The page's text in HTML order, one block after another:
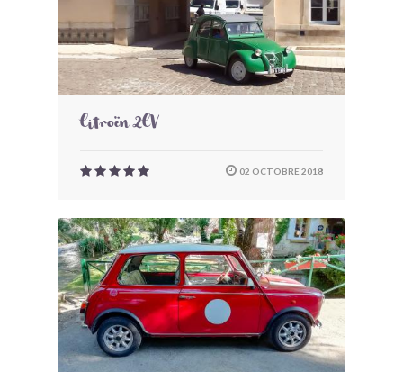
Citroën 2CV
02 OCTOBRE 2018